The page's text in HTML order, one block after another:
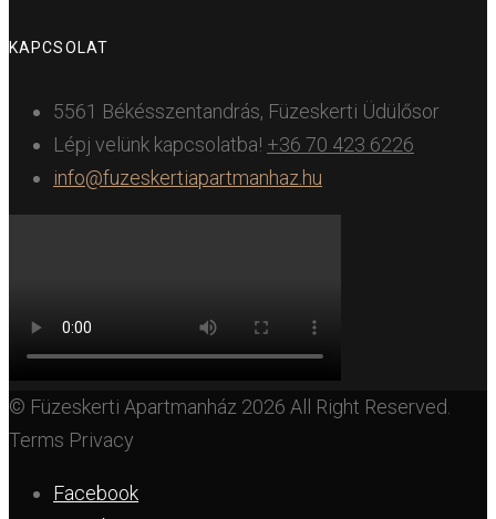
KAPCSOLAT
5561 Békésszentandrás, Füzeskerti Üdülősor
Lépj velünk kapcsolatba! +36 70 423 6226
info@fuzeskertiapartmanhaz.hu
© Füzeskerti Apartmanház 2026 All Right Reserved.
Terms Privacy
Facebook